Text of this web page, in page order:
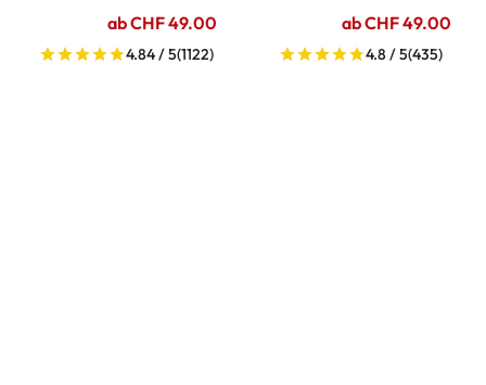
ab CHF 49.00
4.84 / 5(1122)
ab CHF 49.00
4.8 / 5(435)